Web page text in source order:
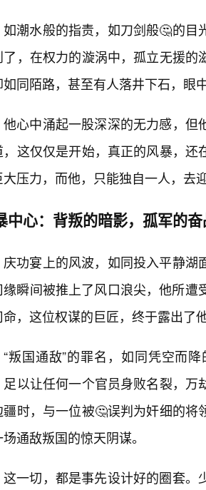
如潮水般的指责，如刀剑般🤔的目
了，在权力的漩涡中，孤立无援
如同陌路，甚至有人落井下石，眼
他心中涌起一股深深的无力感，但
，这仅仅是开始，真正的风暴，
大压力，而他，只能独自一人，去
中心：背叛的暗影，孤军的
庆功宴上的风波，如同投入平静
缘瞬间被推上了风口浪尖，他所
命，这位权谋的巨匠，终于露出了
“叛国通敌”的罪名，如同凭空而
足以让任何一个官员身败名裂，
疆时，与一位被🤔误判为奸细的
通敌叛国的惊天阴谋。
这一切，都是事先设计好的圈套。